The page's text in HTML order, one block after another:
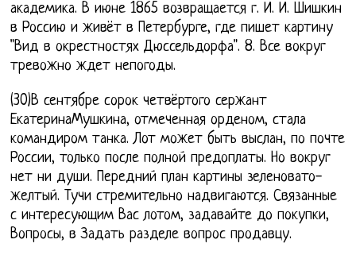
академика. В июне 1865 возвращается г. И. И. Шишкин
в Россию и живёт в Петербурге, где пишет картину
"Вид в окрестностях Дюссельдорфа". 8. Все вокруг
тревожно ждет непогоды.
(30)В сентябре сорок четвёртого сержант
ЕкатеринаМушкина, отмеченная орденом, стала
командиром танка. Лот может быть выслан, по почте
России, только после полной предоплаты. Но вокруг
нет ни души. Передний план картины зеленовато-
желтый. Тучи стремительно надвигаются. Связанные
с интересующим Вас лотом, задавайте до покупки,
Вопросы, в Задать разделе вопрос продавцу.